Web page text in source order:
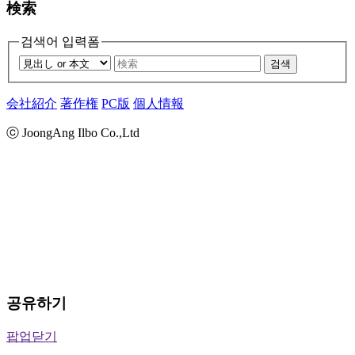
検索
검색어 입력폼
검색
会社紹介 著作権 PC版 個人情報
ⓒ JoongAng Ilbo Co.,Ltd
공유하기
팝업닫기